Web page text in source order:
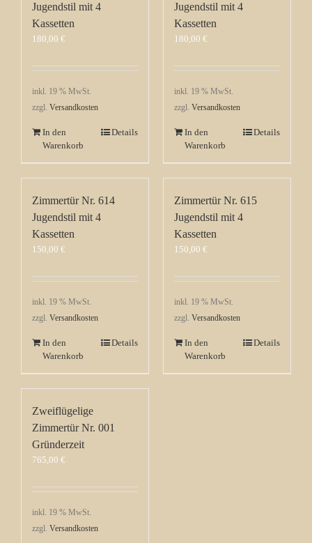
Jugendstil mit 4
Kassetten
180,00 €
inkl. 19 % MwSt.
zzgl. Versandkosten
In den
Warenkorb
Details
Jugendstil mit 4
Kassetten
180,00 €
inkl. 19 % MwSt.
zzgl. Versandkosten
In den
Warenkorb
Details
Zimmertür Nr. 614
Jugendstil mit 4
Kassetten
150,00 €
inkl. 19 % MwSt.
zzgl. Versandkosten
In den
Warenkorb
Details
Zimmertür Nr. 615
Jugendstil mit 4
Kassetten
150,00 €
inkl. 19 % MwSt.
zzgl. Versandkosten
In den
Warenkorb
Details
Zweiflügelige
Zimmertür Nr. 001
Gründerzeit
765,00 €
inkl. 19 % MwSt.
zzgl. Versandkosten